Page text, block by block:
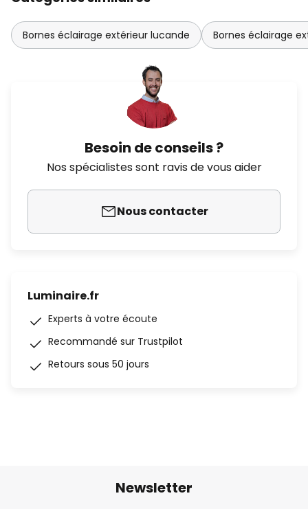
Bornes éclairage extérieur lucande Bornes éclairage
Besoin de conseils ?
Nos spécialistes sont ravis de vous aider
Nous contacter
Luminaire.fr
Experts à votre écoute
Recommandé sur Trustpilot
Retours sous 50 jours
Newsletter